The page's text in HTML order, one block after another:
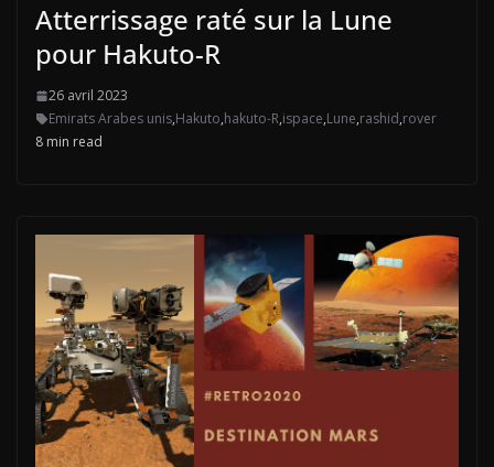
Atterrissage raté sur la Lune
pour Hakuto-R
26 avril 2023
Emirats Arabes unis,Hakuto,hakuto-R,ispace,Lune,rashid,rover
8 min read